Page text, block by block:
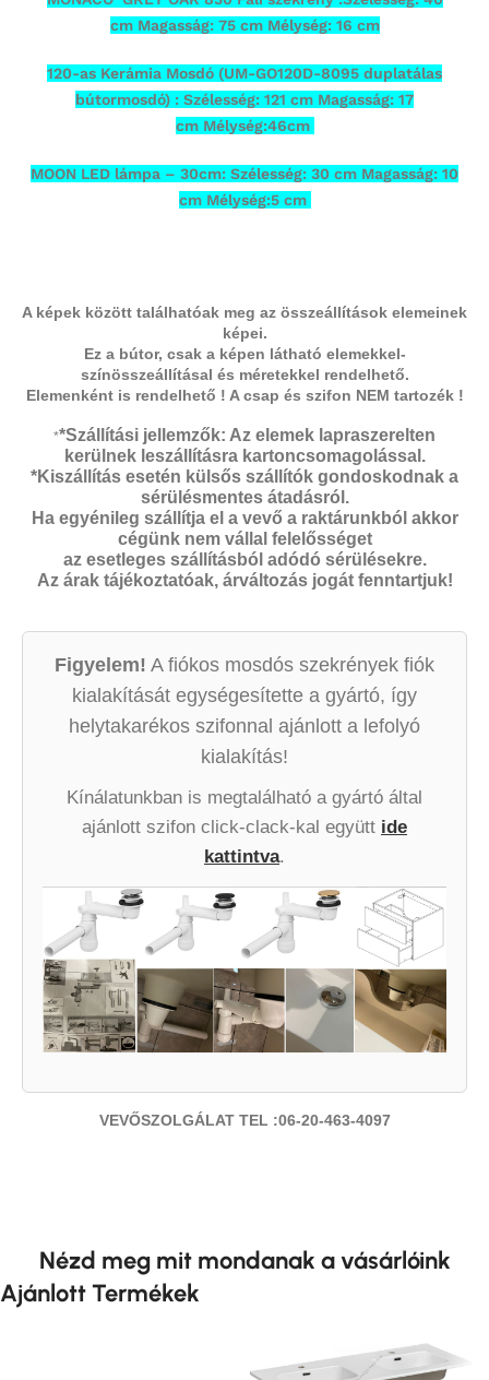
cm Magasság: 75 cm Mélység: 16 cm
120-as Kerámia Mosdó (UM-GO120D-8095 duplatálas
bútormosdó) : Szélesség: 121 cm Magasság: 17
cm Mélység:46cm
MOON LED lámpa – 30cm: Szélesség: 30 cm Magasság: 10
cm Mélység:5 cm
A képek között találhatóak meg az összeállítások elemeinek
képei.
Ez a bútor, csak a képen látható elemekkel-
színösszeállításal és méretekkel rendelhető.
Elemenként is rendelhető ! A csap és szifon NEM tartozék !
**Szállítási jellemzők: Az elemek lapraszerelten
kerülnek leszállításra kartoncsomagolással.
*Kiszállítás esetén külsős szállítók gondoskodnak a
sérülésmentes átadásról.
Ha egyénileg szállítja el a vevő a raktárunkból akkor
cégünk nem vállal felelősséget
az esetleges szállításból adódó sérülésekre.
Az árak tájékoztatóak, árváltozás jogát fenntartjuk!
Figyelem! A fiókos mosdós szekrények fiók
kialakítását egységesítette a gyártó, így
helytakarékos szifonnal ajánlott a lefolyó
kialakítás!
Kínálatunkban is megtalálható a gyártó által
ajánlott szifon click-clack-kal együtt ide
kattintva.
VEVŐSZOLGÁLAT TEL :06-20-463-4097
Nézd meg mit mondanak a vásárlóink
Ajánlott Termékek